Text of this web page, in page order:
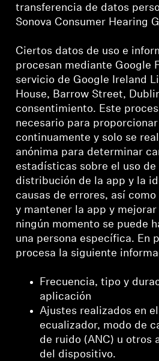
transferencia de datos
Sonova Consumer Hearing
Ciertos datos de uso e
procesan mediante Google
servicio de Google Ireland
House, Barrow Street,
consentimiento. Este
necesario para
continuamente y solo se
anónima para determinar
estadísticas sobre el uso de
distribución de la app y la
causas de errores, así
y mantener la app y mejorar
ningún momento se puede
una persona específica. En
procesa la siguiente
Frecuencia, tipo y
aplicación
Ajustes realizados en
ecualizador, modo de
de ruido (ANC) u otros
del dispositivo.